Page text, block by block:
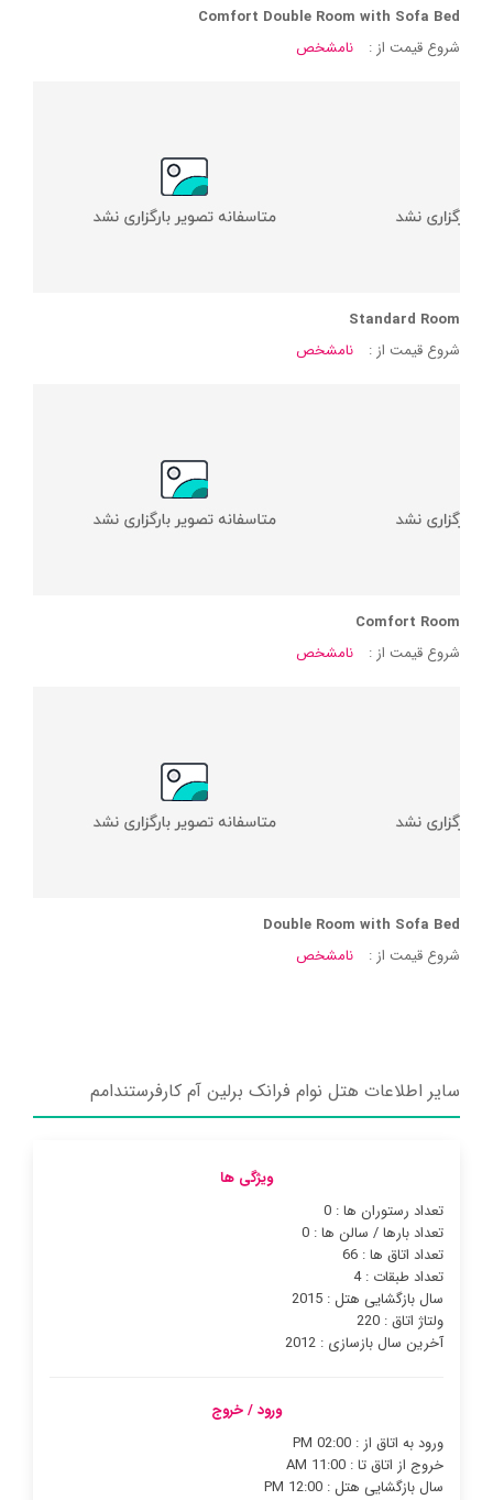
Comfort Double Room with Sofa Bed
شروع قیمت از :
نامشخص
Standard Room
شروع قیمت از :
نامشخص
Comfort Room
شروع قیمت از :
نامشخص
Double Room with Sofa Bed
شروع قیمت از :
نامشخص
سایر اطلاعات هتل نوام فرانک برلین آم کارفرستندامم
ویژگی ها
تعداد رستوران ها : 0
تعداد بارها / سالن ها : 0
تعداد اتاق ها : 66
تعداد طبقات : 4
سال بازگشایی هتل : 2015
ولتاژ اتاق : 220
آخرین سال بازسازی : 2012
ورود / خروج
ورود به اتاق از : 02:00 PM
خروج از اتاق تا : 11:00 AM
سال بازگشایی هتل : 12:00 PM